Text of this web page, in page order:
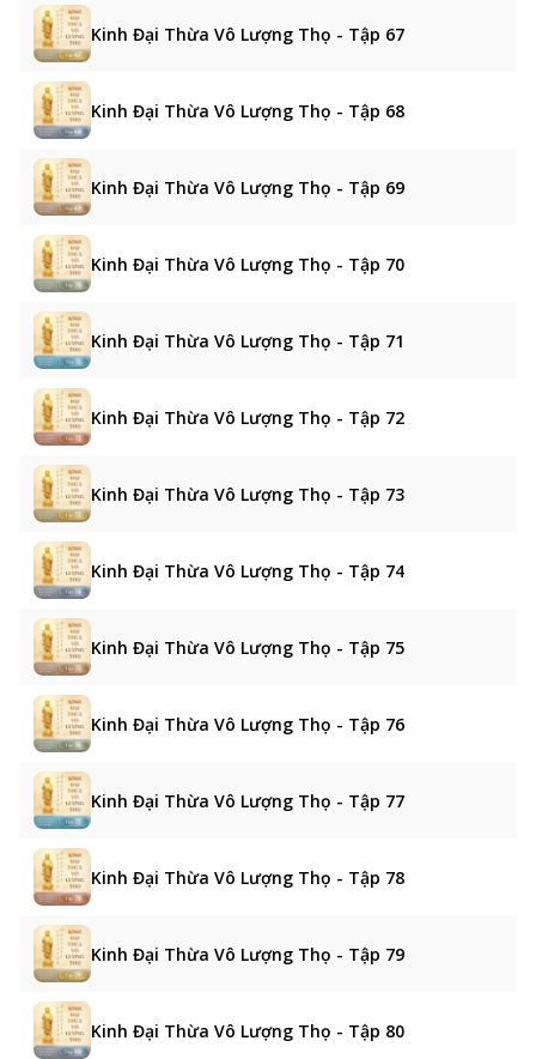
Kinh Đại Thừa Vô Lượng Thọ - Tập 67
Kinh Đại Thừa Vô Lượng Thọ - Tập 68
Kinh Đại Thừa Vô Lượng Thọ - Tập 69
Kinh Đại Thừa Vô Lượng Thọ - Tập 70
Kinh Đại Thừa Vô Lượng Thọ - Tập 71
Kinh Đại Thừa Vô Lượng Thọ - Tập 72
Kinh Đại Thừa Vô Lượng Thọ - Tập 73
Kinh Đại Thừa Vô Lượng Thọ - Tập 74
Kinh Đại Thừa Vô Lượng Thọ - Tập 75
Kinh Đại Thừa Vô Lượng Thọ - Tập 76
Kinh Đại Thừa Vô Lượng Thọ - Tập 77
Kinh Đại Thừa Vô Lượng Thọ - Tập 78
Kinh Đại Thừa Vô Lượng Thọ - Tập 79
Kinh Đại Thừa Vô Lượng Thọ - Tập 80